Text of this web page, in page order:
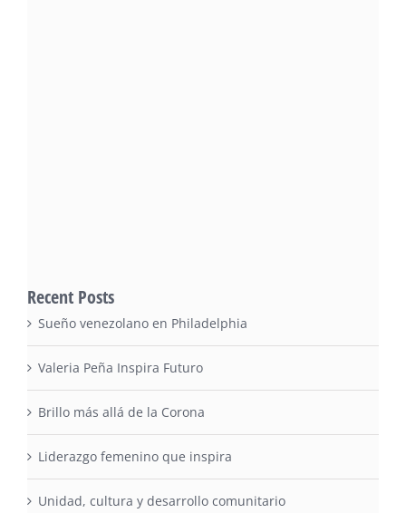
Recent Posts
Sueño venezolano en Philadelphia
Valeria Peña Inspira Futuro
Brillo más allá de la Corona
Liderazgo femenino que inspira
Unidad, cultura y desarrollo comunitario